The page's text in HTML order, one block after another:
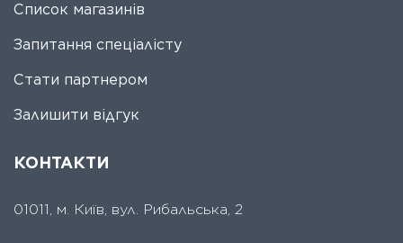
Список магазинів
Запитання спеціалісту
Стати партнером
Залишити відгук
КОНТАКТИ
01011, м. Київ, вул. Рибальська, 2